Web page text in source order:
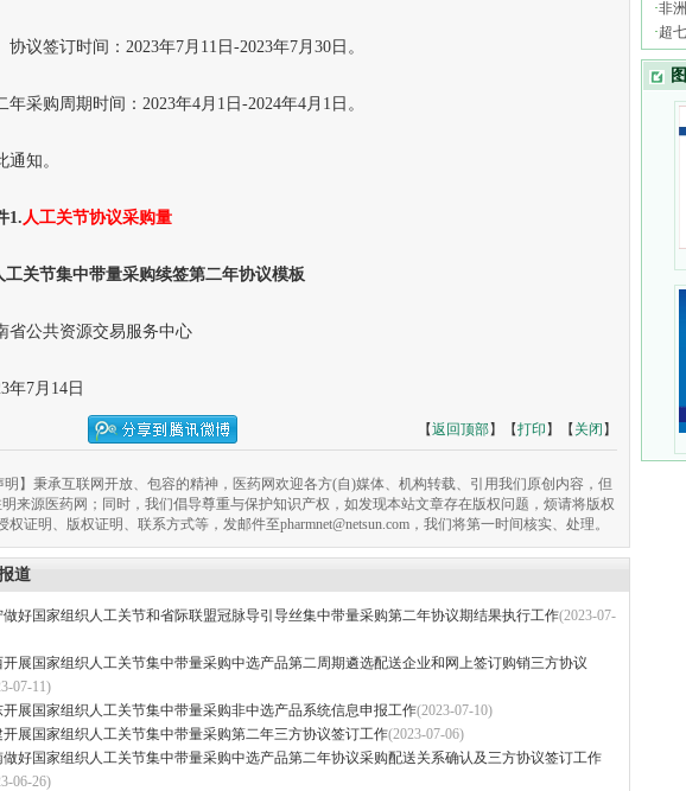
签订时间：2023年7月11日-2023年7月30日。
购周期时间：2023年4月1日-2024年4月1日。
知。
1. 人工关节协议采购量
工关节集中带量采购续签第二年协议模板
公共资源交易服务中心
7月14日
【返回顶部】【打印 】【 关闭 】
明】秉承互联网开放、包容的精神，医药网欢迎各方(自)媒体、机构转载、引用我们原创内容，但
来源医药网；同时，我们倡导尊重与保护知识产权，如发现本站文章存在版权问题，烦请将版权
权证明、版权证明、联系方式等，发邮件至pharmnet@netsun.com，我们将第一时间核实、处理。
道
做好国家组织人工关节和省际联盟冠脉导引导丝集中带量采购第二年协议期结果执行工作(2023-07-
开展国家组织人工关节集中带量采购中选产品第二周期遴选配送企业和网上签订购销三方协议
07-11)
开展国家组织人工关节集中带量采购非中选产品系统信息申报工作(2023-07-10)
开展国家组织人工关节集中带量采购第二年三方协议签订工作(2023-07-06)
做好国家组织人工关节集中带量采购中选产品第二年协议采购配送关系确认及三方协议签订工作
06-26)